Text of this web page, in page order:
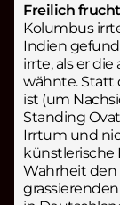
Freilich
Kolumbus
Indien
irrte, als er
wähnte. Statt
ist (um
Standing
Irrtum und
künstlerische
Wahrheit